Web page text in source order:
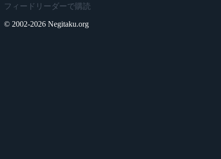
フィードリーダーで購読
© 2002-2026 Negitaku.org